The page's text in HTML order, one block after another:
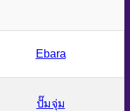
Ebara
ปั๊มจุ่ม